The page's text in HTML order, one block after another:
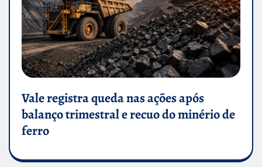
Vale registra queda nas ações após
balanço trimestral e recuo do minério de
ferro